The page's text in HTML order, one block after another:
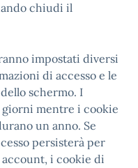
chiudi il
impostati diversi
di accesso e le
schermo. I
giorni mentre i cookie
un anno. Se
persisterà per
i cookie di